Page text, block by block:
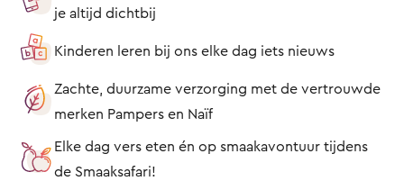
je altijd dichtbij
Kinderen leren bij ons elke dag iets nieuws
Zachte, duurzame verzorging met de vertrouwde
merken Pampers en Naïf
Elke dag vers eten én op smaakavontuur tijdens
de Smaaksafari!